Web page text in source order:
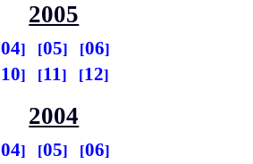
2005
04 05
06
10 11 12
2004
04 05
06